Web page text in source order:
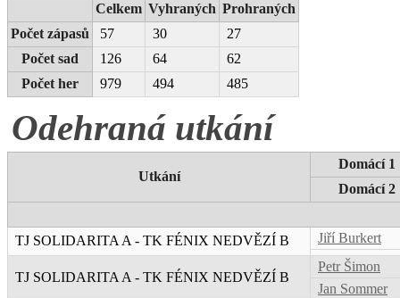
Celkem Vyhraných Prohraných
Počet zápasů
57 30
27
Počet sad
126 64
62
Počet her
979 494 485
Odehraná utkání
Utkání
Domácí 1
Domácí 2
TJ SOLIDARITA A - TK FÉNIX NEDVĚZÍ B Jiří Burkert
TJ SOLIDARITA A - TK FÉNIX NEDVĚZÍ B
Petr Šimon
Jan Sommer